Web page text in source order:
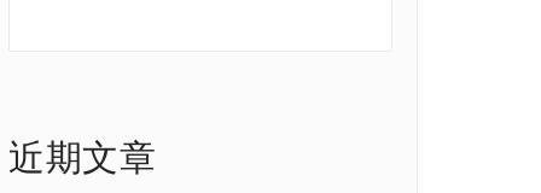
近期文章